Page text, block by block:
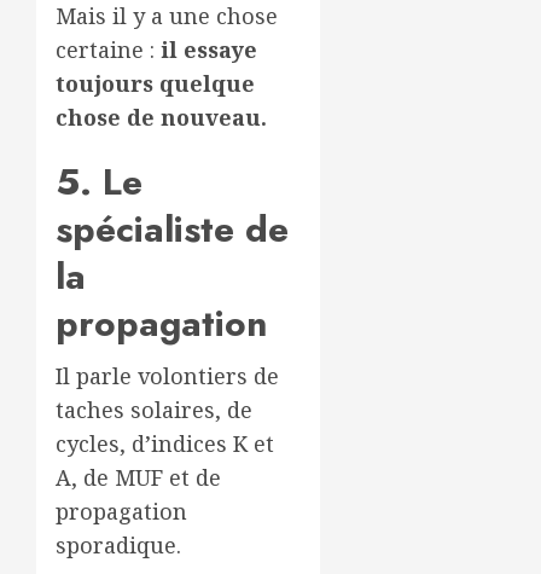
Mais il y a une chose
certaine : il essaye
toujours quelque
chose de nouveau.
5. Le
spécialiste de
la
propagation
Il parle volontiers de
taches solaires, de
cycles, d’indices K et
A, de MUF et de
propagation
sporadique.